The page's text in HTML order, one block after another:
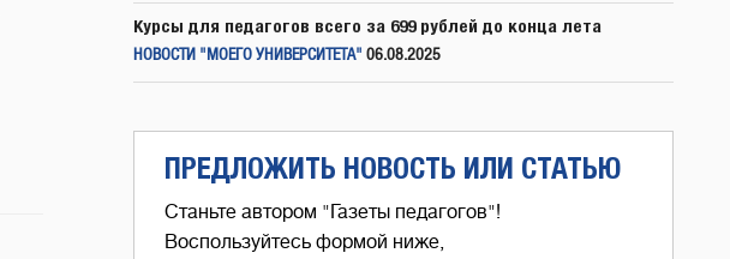
Курсы для педагогов всего за 699 рублей до конца лета
НОВОСТИ "МОЕГО УНИВЕРСИТЕТА" 06.08.2025
ПРЕДЛОЖИТЬ НОВОСТЬ ИЛИ СТАТЬЮ
Станьте автором "Газеты педагогов"!
Воспользуйтесь формой ниже,